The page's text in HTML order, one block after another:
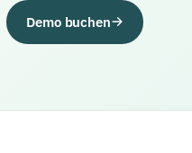
Demo buchen